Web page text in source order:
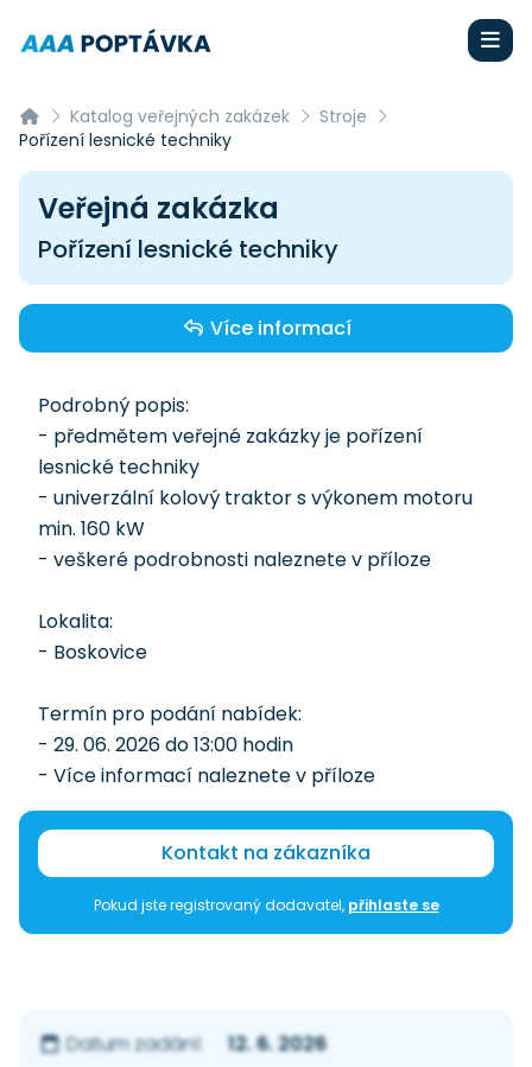
Katalog veřejných zakázek
Stroje
Pořízení lesnické techniky
Veřejná zakázka
Pořízení lesnické techniky
Více informací
Podrobný popis:
- předmětem veřejné zakázky je pořízení
lesnické techniky
- univerzální kolový traktor s výkonem motoru
min. 160 kW
- veškeré podrobnosti naleznete v příloze
Lokalita:
- Boskovice
Termín pro podání nabídek:
- 29. 06. 2026 do 13:00 hodin
- Více informací naleznete v příloze
Kontakt na zákazníka
Pokud jste registrovaný dodavatel, přihlaste se
Datum zadání:
12. 6. 2026